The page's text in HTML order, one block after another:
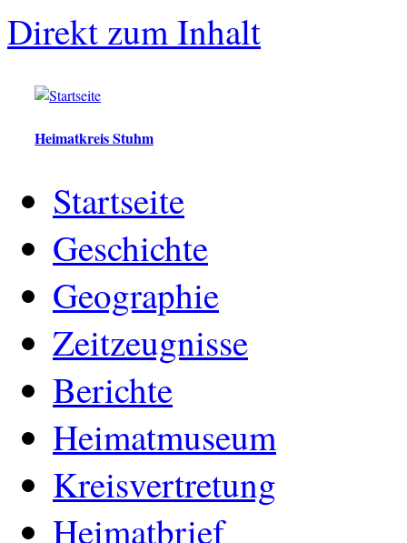
Direkt zum Inhalt
Heimatkreis Stuhm
Startseite
Geschichte
Geographie
Zeitzeugnisse
Berichte
Heimatmuseum
Kreisvertretung
Heimatbrief